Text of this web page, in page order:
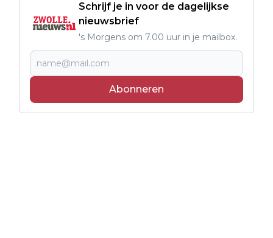
Schrijf je in voor de dagelijkse
nieuwsbrief
's Morgens om 7.00 uur in je mailbox.
Abonneren